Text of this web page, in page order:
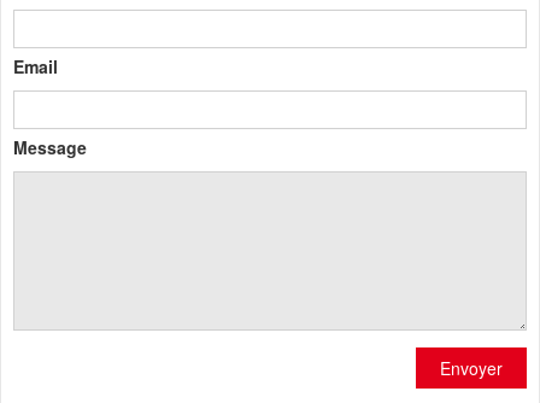
Email
Message
Envoyer